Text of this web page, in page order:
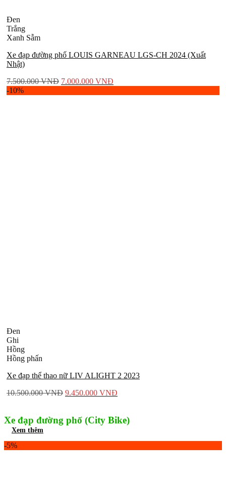
Đen
Trắng
Xanh Sẫm
Xe đạp đường phố LOUIS GARNEAU LGS-CH 2024 (Xuất
Nhật)
7.500.000VNĐ 7.000.000 VNĐ
-10%
Đen
Ghi
Hồng
Hồng phấn
Xe đạp thể thao nữ LIV ALIGHT 2 2023
10.500.000VNĐ 9.450.000 VNĐ
Xe đạp đường phố (City Bike)
Xem thêm
-5%